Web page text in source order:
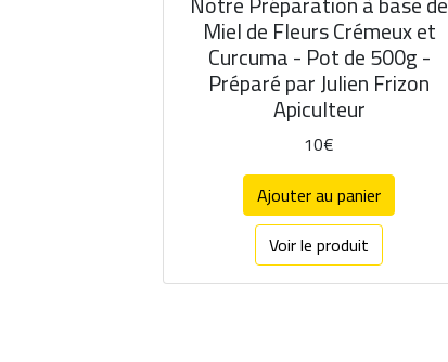
Miel de Fleurs Crémeux et
Curcuma - Pot de 500g -
Préparé par Julien Frizon
Apiculteur
10€
Ajouter au panier
Voir le produit